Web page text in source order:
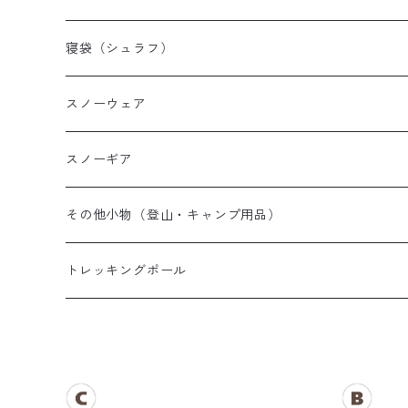
山岳テント
ツーリングテント
テントその他
レディース登山靴
キッズ登山靴
メンズザック
レディースザック
キッズザック
寝袋（シュラフ）
オールシーズンシュラフ
３シーズンシュラフ
夏用シュラフ
マット・その他
スノーウェア
メンズスノーウェア
レディーススノーウェア
キッズスノーウェア
スノーギア
スノーブーツ
スノーゴーグル
その他小物（登山・キャンプ用品）
帽子
トレッキングポール